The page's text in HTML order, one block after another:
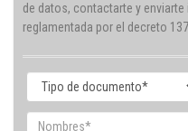
de datos, contactarte y
reglamentada por el decreto